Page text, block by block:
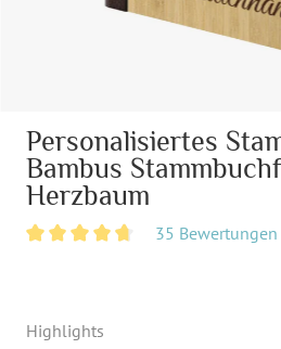
Personalisiertes
Bambus
Herzbaum
35 Bewertungen
Highlights